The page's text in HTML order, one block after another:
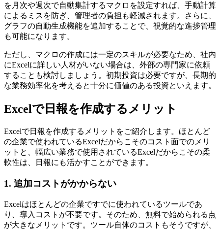
を月次や週次で自動集計するマクロを設定すれば、手動計算
によるミスを防ぎ、管理者の負担も軽減されます。さらに、
グラフの自動生成機能を追加することで、視覚的な進捗管理
も可能になります。
ただし、マクロの作成には一定のスキルが必要なため、社内
にExcelに詳しい人材がいない場合は、外部の専門家に依頼
することも検討しましょう。初期投資は必要ですが、長期的
な業務効率化を考えると十分に価値のある投資といえます。
Excelで日報を作成するメリット
Excelで日報を作成するメリットをご紹介します。ほとんど
の企業で使われているExcelだからこそのコスト面でのメリ
ットと、幅広い業務で使用されているExcelだからこその柔
軟性は、日報にも活かすことができます。
1. 追加コストがかからない
Excelはほとんどの企業ですでに使われているツールであ
り、導入コストが不要です。そのため、無料で始められる点
が大きなメリットです。ツール自体のコストもそうですが、